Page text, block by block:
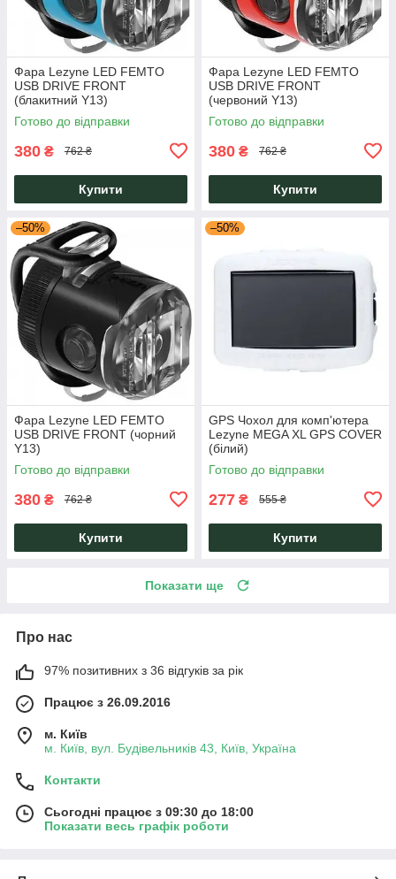
Фара Lezyne LED FEMTO
USB DRIVE FRONT
(блакитний Y13)
Готово до відправки
380 ₴ 762 ₴
Купити
Фара Lezyne LED FEMTO
USB DRIVE FRONT
(червоний Y13)
Готово до відправки
380 ₴ 762 ₴
Купити
–50%
Фара Lezyne LED FEMTO
USB DRIVE FRONT (чорний
Y13)
Готово до відправки
380 ₴ 762 ₴
Купити
–50%
GPS Чохол для комп'ютера
Lezyne MEGA XL GPS COVER
(білий)
Готово до відправки
277 ₴ 555 ₴
Купити
Показати ще
Про нас
97% позитивних з 36 відгуків за рік
Працює з 26.09.2016
м. Київ
м. Київ, вул. Будівельників 43, Київ, Україна
Контакти
Сьогодні працює з 09:30 до 18:00
Показати весь графік роботи